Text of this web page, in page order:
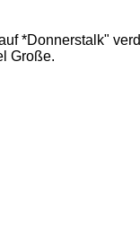
*Donnerstalk"
Große.